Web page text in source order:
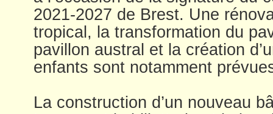
2021-2027 de Brest. Une
tropical, la transformation du
pavillon austral et la création
enfants sont notamment
La construction d’un nouveau